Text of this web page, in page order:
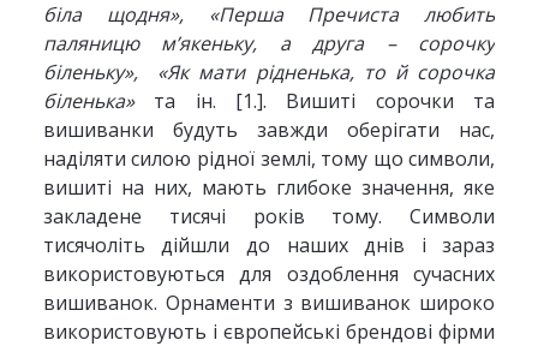
біла щодня», «Перша Пречиста любить
паляницю м’якеньку, а друга – сорочку
біленьку», «Як мати рідненька, то й сорочка
біленька»та ін. [1.]. Вишиті сорочки та
вишиванки будуть завжди оберігати нас,
наділяти силою рідної землі, тому що символи,
вишиті на них, мають глибоке значення, яке
закладене тисячі років тому. Символи
тисячоліть дійшли до наших днів і зараз
використовуються для оздоблення сучасних
вишиванок. Орнаменти з вишиванок широко
використовують і європейські брендові фірми